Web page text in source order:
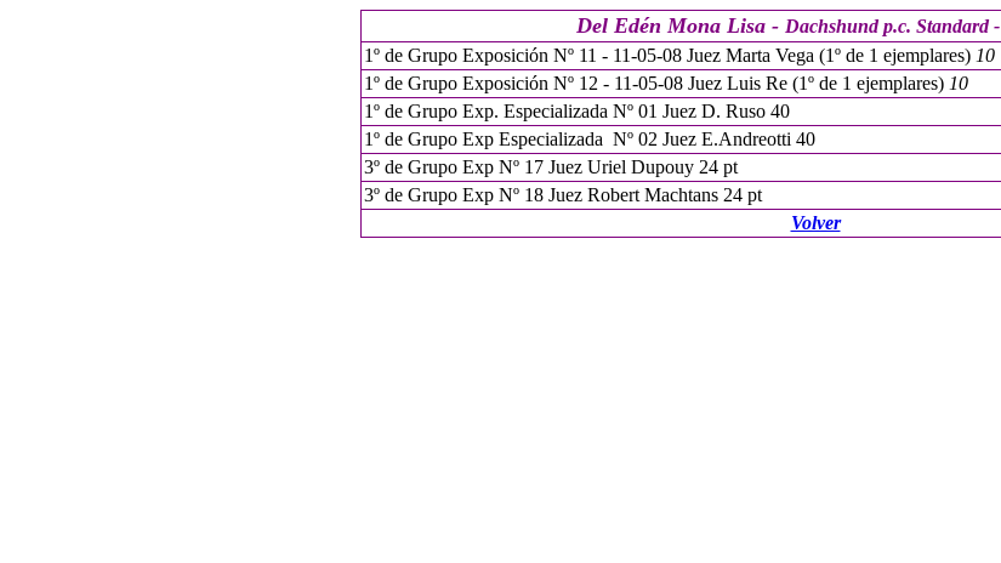
Del Edén Mona Lisa - Dachshund p.c. Standard -
1º de Grupo Exposición Nº 11 - 11-05-08 Juez Marta Vega (1º de 1 ejemplares) 10
1º de Grupo Exposición Nº 12 - 11-05-08 Juez Luis Re (1º de 1 ejemplares) 10
1º de Grupo Exp. Especializada Nº 01 Juez D. Ruso 40
1º de Grupo Exp Especializada Nº 02 Juez E.Andreotti 40
3º de Grupo Exp Nº 17 Juez Uriel Dupouy 24 pt
3º de Grupo Exp Nº 18 Juez Robert Machtans 24 pt
Volver